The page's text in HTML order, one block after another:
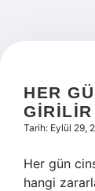
HER
Tarih: Eylül 29,
Her gün
hangi